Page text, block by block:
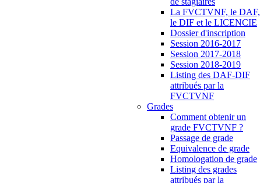
La FVCTVNF, le DAF,
le DIF et le LICENCIE
Dossier d'inscription
Session 2016-2017
Session 2017-2018
Session 2018-2019
Listing des DAF-DIF
attribués par la
FVCTVNF
Grades
Comment obtenir un
grade FVCTVNF ?
Passage de grade
Equivalence de grade
Homologation de grade
Listing des grades
attribués par la